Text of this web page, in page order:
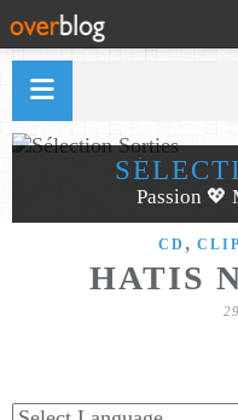
Passion 💖
CD , CLIP
HATIS